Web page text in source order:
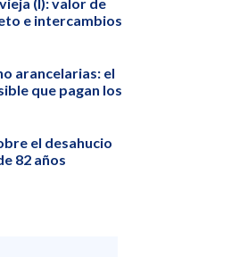
(I): valor de
e intercambios
arancelarias: el
que pagan los
el desahucio
82 años